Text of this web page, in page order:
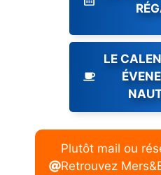
LE
Plutôt mail ou
Retrouvez